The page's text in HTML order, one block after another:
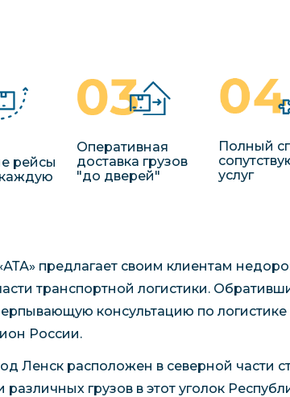
рейсы
Оперативная
доставка грузов
"до дверей"
Полный
услуг
предлагает своим клиентам
транспортной логистики.
консультацию по
России.
Ленск расположен в северной части
грузов в этот уголок